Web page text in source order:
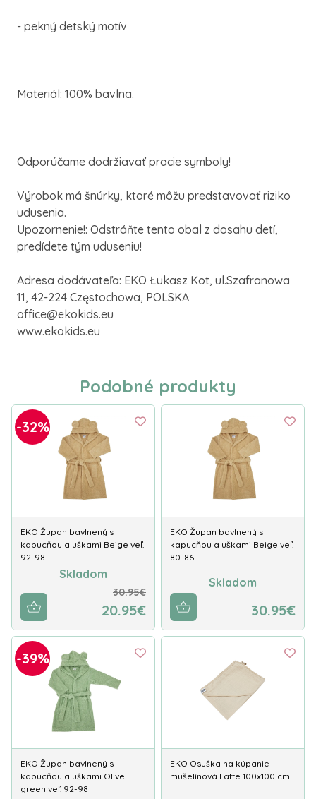
- pekný detský motív
Materiál: 100% bavlna.
Odporúčame dodržiavať pracie symboly!
Výrobok má šnúrky, ktoré môžu predstavovať riziko
udusenia.
Upozornenie!: Odstráňte tento obal z dosahu detí,
predídete tým uduseniu!
Adresa dodávateľa: EKO Łukasz Kot, ul.Szafranowa
11, 42-224 Częstochowa, POLSKA
office@ekokids.eu
www.ekokids.eu
Podobné produkty
-32%
EKO Župan bavlnený s
kapucňou a uškami Beige veľ.
92-98
Skladom
30.95€
20.95€
EKO Župan bavlnený s
kapucňou a uškami Beige veľ.
80-86
Skladom
30.95€
-39%
EKO Župan bavlnený s
kapucňou a uškami Olive
green veľ. 92-98
EKO Osuška na kúpanie
mušelínová Latte 100x100 cm